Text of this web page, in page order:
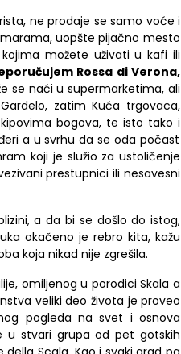
ne prodaje se samo voćei
marama, uopšte pijačno mesto
možete uživati u kafiili
Rossa di Verona,
se naći u supermarketima, ali
Gardelo, zatim Kuća trgovaca,
bogova, te isto takoi
a u svrhuda se oda počast
koji je služio za ustoličenje
prestupnici ili nesavesni
a da bi se došlo do istog,
okačeno je rebro kita, kažu
koja nikad nije zgrešila.
omiljenog u porodici Skala a
veliki deo života jeproveo
pogleda na svet i osnova
u stvari grupa od pet gotskih